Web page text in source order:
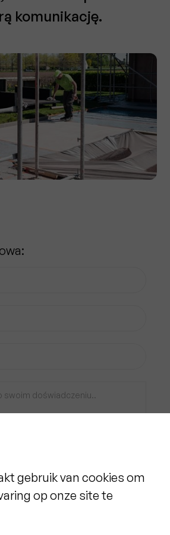
komunikację.
gebruik van cookies om
op onze site te